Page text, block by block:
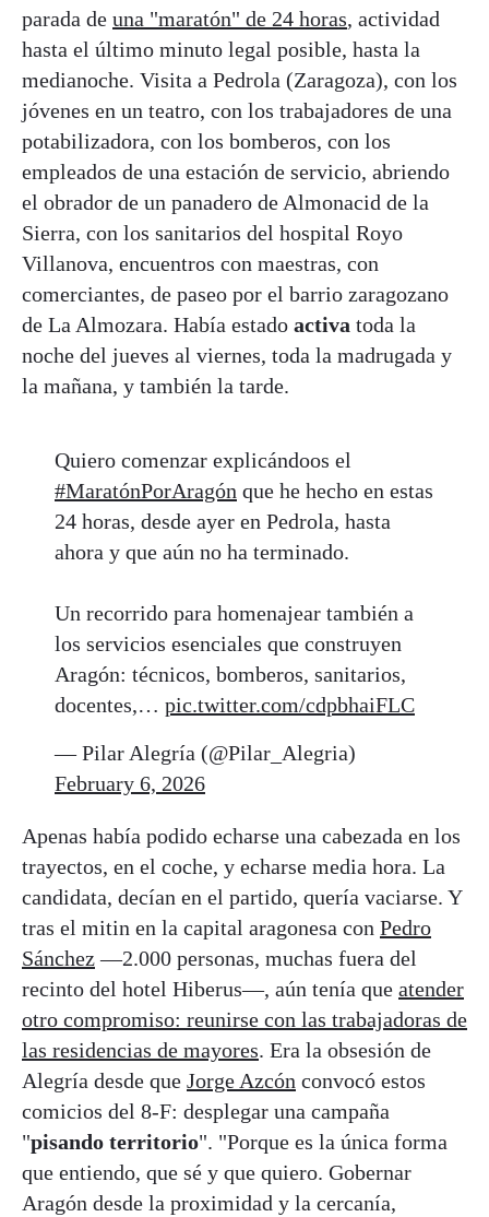
parada de una "maratón" de 24 horas, actividad
hasta el último minuto legal posible, hasta la
medianoche. Visita a Pedrola (Zaragoza), con los
jóvenes en un teatro, con los trabajadores de una
potabilizadora, con los bomberos, con los
empleados de una estación de servicio, abriendo
el obrador de un panadero de Almonacid de la
Sierra, con los sanitarios del hospital Royo
Villanova, encuentros con maestras, con
comerciantes, de paseo por el barrio zaragozano
de La Almozara. Había estado activa toda la
noche del jueves al viernes, toda la madrugada y
la mañana, y también la tarde.
Quiero comenzar explicándoos el
#MaratónPorAragón que he hecho en estas
24 horas, desde ayer en Pedrola, hasta
ahora y que aún no ha terminado.
Un recorrido para homenajear también a
los servicios esenciales que construyen
Aragón: técnicos, bomberos, sanitarios,
docentes,… pic.twitter.com/cdpbhaiFLC
— Pilar Alegría (@Pilar_Alegria)
February 6, 2026
Apenas había podido echarse una cabezada en los
trayectos, en el coche, y echarse media hora. La
candidata, decían en el partido, quería vaciarse. Y
tras el mitin en la capital aragonesa con Pedro
Sánchez—2.000 personas, muchas fuera del
recinto del hotel Hiberus—, aún tenía que atender
otro compromiso: reunirse con las trabajadoras de
las residencias de mayores. Era la obsesión de
Alegría desde que Jorge Azcón convocó estos
comicios del 8-F: desplegar una campaña
"pisando territorio". "Porque es la única forma
que entiendo, que sé y que quiero. Gobernar
Aragón desde la proximidad y la cercanía,